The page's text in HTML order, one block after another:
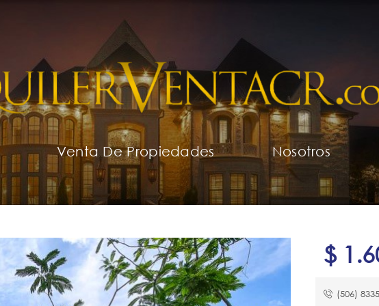
Venta De Propiedades Nosotros
$
(506)